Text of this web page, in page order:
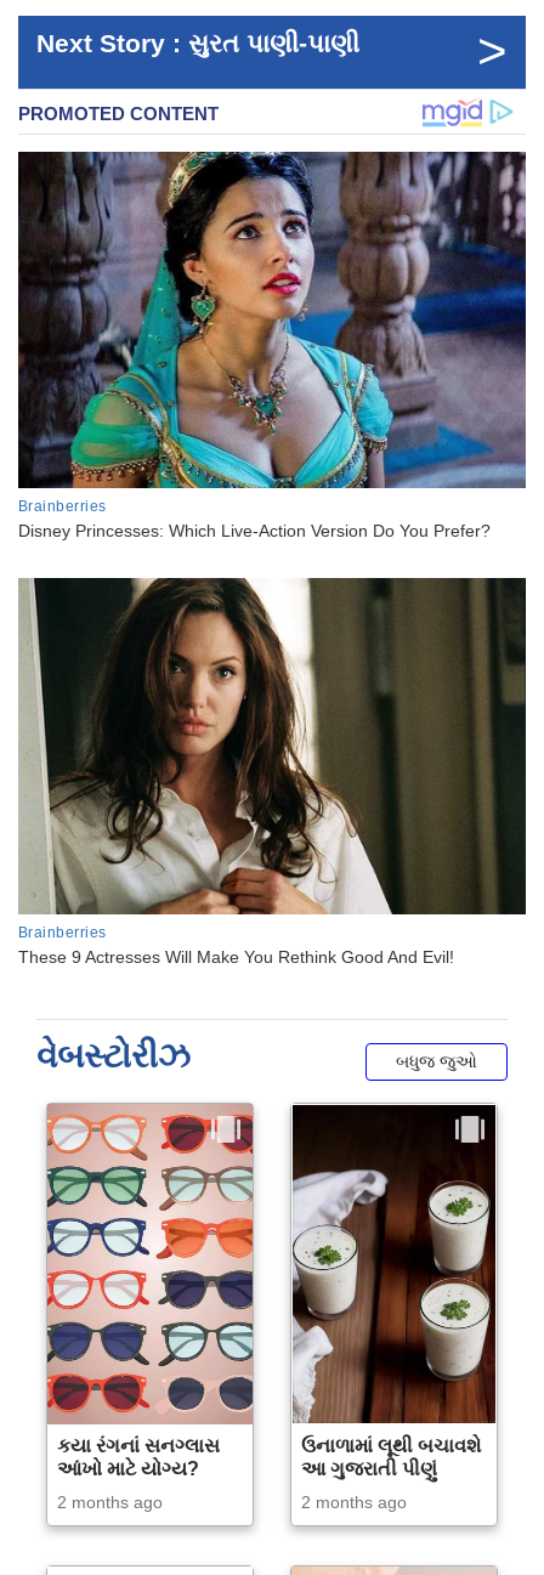
Next Story : સુરત પાણી-પાણી >
વેબસ્ટોરીઝ બધુજ જુઓ
કયા રંગનાં સનગ્લાસ
આંખો માટે યોગ્ય?
2 months ago
ઉનાળામાં લૂથી બચાવશે
આ ગુજરાતી પીણું
2 months ago